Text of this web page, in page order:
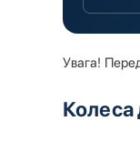
Увага!
Колеса